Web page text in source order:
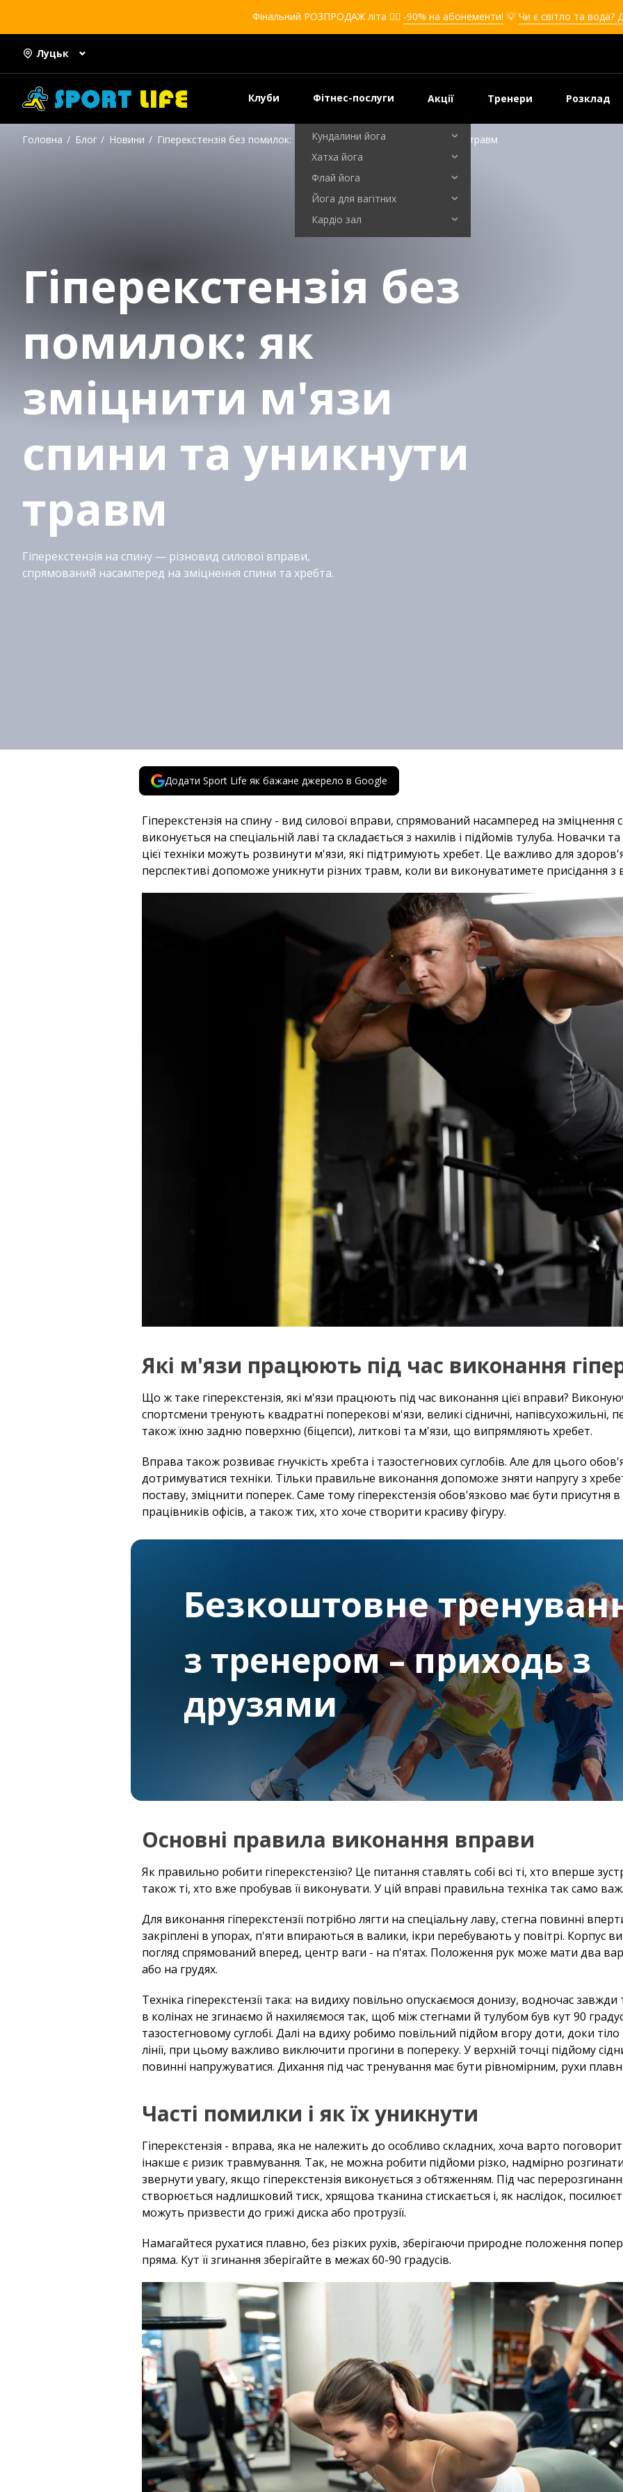
Фінальний РОЗПРОДАЖ літа ❤️‍🔥 -90% на абонементи! 💡 Чи є світло та вода?
Луцьк
Клуби Фітнес-послуги
Кікбоксинг для дівчат
Кікбоксинг для дітей
Самооборона для дівчат
Самооборона для дітей
Кундалини йога
Хатха йога
Флай йога
Йога для вагітних
Кардіо зал
Акції Тренери Розклад
Головна Блог Новини Гіперекстензія без помилок: як зміцнити м'язи спини та уникнути травм
Гіперекстензія без
помилок: як
зміцнити м'язи
спини та уникнути
травм
Гіперекстензія на спину — різновид силової вправи,
спрямований насамперед на зміцнення спини та хребта.
Додати Sport Life як бажане джерело в Google
Гіперекстензія на спину - вид силової вправи, спрямований насамперед на зміцнення
виконується на спеціальній лаві та складається з нахилів і підйомів тулуба. Новачки
цієї техніки можуть розвинути м'язи, які підтримують хребет. Це важливо для
перспективі допоможе уникнути різних травм, коли ви виконуватимете присідання з
Які м'язи працюють під час виконання
Що ж таке гіперекстензія, які м'язи працюють під час виконання цієї вправи?
спортсмени тренують квадратні поперекові м'язи, великі сідничні, напівсухожильні,
також їхню задню поверхню (біцепси), литкові та м'язи, що випрямляють хребет.
Вправа також розвиває гнучкість хребта і тазостегнових суглобів. Але для цього
дотримуватися техніки. Тільки правильне виконання допоможе зняти напругу з
поставу, зміцнити поперек. Саме тому гіперекстензія обов'язково має бути присутня
працівників офісів, а також тих, хто хоче створити красиву фігуру.
Безкоштовне
з тренером – приходь з
друзями
Основні правила виконання вправи
Як правильно робити гіперекстензію? Це питання ставлять собі всі ті, хто вперше
також ті, хто вже пробував її виконувати. У цій вправі правильна техніка так само
Для виконання гіперекстензії потрібно лягти на спеціальну лаву, стегна повинні
закріплені в упорах, п'яти впираються в валики, ікри перебувають у повітрі. Корпус
погляд спрямований вперед, центр ваги - на п'ятах. Положення рук може мати два
або на грудях.
Техніка гіперекстензії така: на видиху повільно опускаємося донизу, водночас
в колінах не згинаємо й нахиляємося так, щоб між стегнами й тулубом був кут 90
тазостегновому суглобі. Далі на вдиху робимо повільний підйом вгору доти, доки
лінії, при цьому важливо виключити прогини в попереку. У верхній точці підйому
повинні напружуватися. Дихання під час тренування має бути рівномірним, рухи
Часті помилки і як їх уникнути
Гіперекстензія - вправа, яка не належить до особливо складних, хоча варто
інакше є ризик травмування. Так, не можна робити підйоми різко, надмірно
звернути увагу, якщо гіперекстензія виконується з обтяженням. Під час
створюється надлишковий тиск, хрящова тканина стискається і, як наслідок,
можуть призвести до грижі диска або протрузії.
Намагайтеся рухатися плавно, без різких рухів, зберігаючи природне положення
пряма. Кут її згинання зберігайте в межах 60-90 градусів.